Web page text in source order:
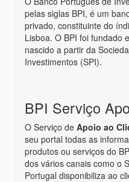
pelas siglas BPI, é um
privado, constituinte do
Lisboa. O BPI foi fundado
nascido a partir da
Investimentos (SPI).
BPI Serviço
O Serviço de Apoio ao
seu portal todas as
produtos ou serviços do
dos vários canais como o
Portugal disponibiliza ao